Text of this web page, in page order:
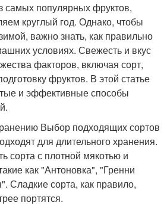
самых популярных фруктов,
круглый год. Однако, чтобы
важно знать, как правильно
условиях. Свежесть и вкус
факторов, включая сорт,
фруктов. В этой статье
и эффективные способы
Выбор подходящих сортов
для длительного хранения.
сорта с плотной мякотью и
как "Антоновка", "Гренни
Сладкие сорта, как правило,
портятся.